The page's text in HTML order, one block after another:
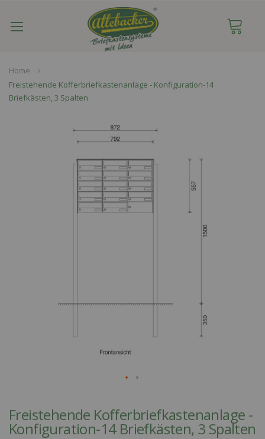
Home
Freistehende Kofferbriefkastenanlage - Konfiguration-14
Briefkästen, 3 Spalten
the
beginning
Freistehende Kofferbriefkastenanlage -
Konfiguration-14 Briefkästen, 3 Spalten